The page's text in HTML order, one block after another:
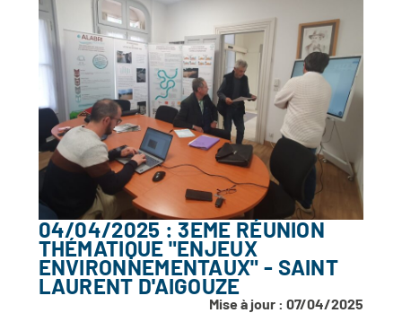
04/04/2025 : 3EME RÉUNION
THÉMATIQUE "ENJEUX
ENVIRONNEMENTAUX" - SAINT
LAURENT D'AIGOUZE
Mise à jour : 07/04/2025